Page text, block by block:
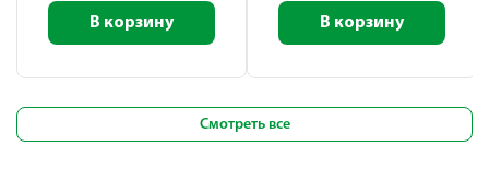
В корзину В корзину
Смотреть все